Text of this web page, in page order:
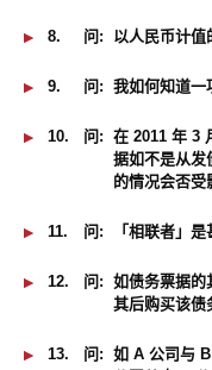
8. 问: 以人民币计值
9. 问: 我如何知道一
10. 问: 在 2011 年 3
据如不是从发
的情况会否受
11. 问: 「相联者」是
12. 问: 如债务票据的
其后购买该债
13. 问: 如 A 公司与